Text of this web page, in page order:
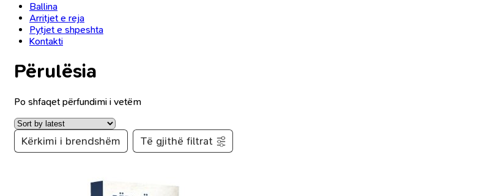
Ballina
Arritjet e reja
Pytjet e shpeshta
Kontakti
Përulësia
Po shfaqet përfundimi i vetëm
Kërkimi i brendshëm Të gjithë filtrat